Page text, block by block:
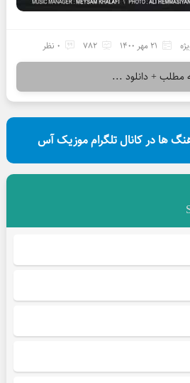
21 مهر 1400 782 0 نظر
مطلب + دانلود ...
ها در کانال تلگرام موزیک آس